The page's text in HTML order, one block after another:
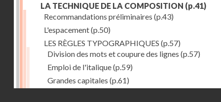
LA TECHNIQUE DE LA COMPOSITION (p.41)
Recommandations préliminaires (p.43)
L'espacement(p.50)
LES RÈGLES TYPOGRAPHIQUES (p.57)
Division des mots et coupure des lignes (p.57)
Emploi de l'italique(p.59)
Grandes capitales (p.61)